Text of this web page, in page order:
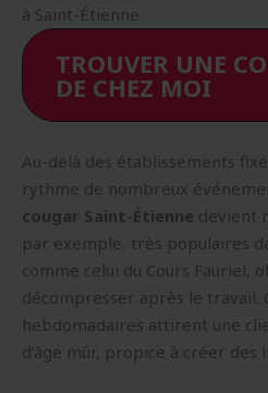
à Saint-Étienne
TROUVER UNE
DE CHEZ MOI
Au-delà des établissements
rythme de nombreux
cougar Saint-Étienne devient
par exemple, très populaires
comme celui du Cours Fauriel,
décompresser après le travail.
hebdomadaires attirent une
d’âge mûr, propice à créer des